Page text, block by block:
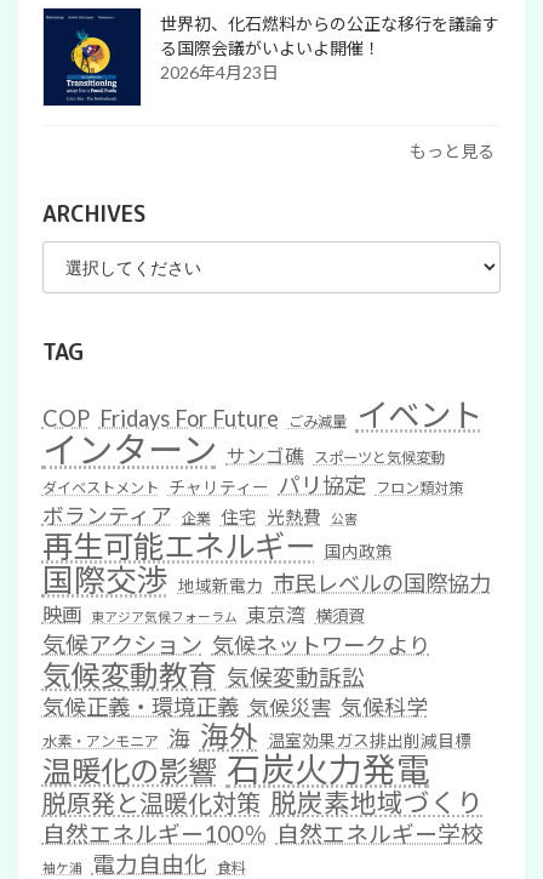
世界初、化石燃料からの公正な移行を議論す
る国際会議がいよいよ開催！
2026年4月23日
もっと見る
ARCHIVES
TAG
COP Fridays For Future ごみ減量 イベント
インターン サンゴ礁
スポーツと気候変動
ダイベストメント
チャリティー パリ協定 フロン類対策
ボランティア 企業 住宅 光熱費 公害
再生可能エネルギー 国内政策
国際交渉 地域新電力 市民レベルの国際協力
映画 東アジア気候フォーラム 東京湾 横須賀
気候アクション 気候ネットワークより
気候変動教育 気候変動訴訟
気候正義・環境正義 気候災害 気候科学
水素・アンモニア 海 海外 温室効果ガス排出削減目標
温暖化の影響 石炭火力発電
脱原発と温暖化対策 脱炭素地域づくり
自然エネルギー100％ 自然エネルギー学校
袖ケ浦 電力自由化 食料